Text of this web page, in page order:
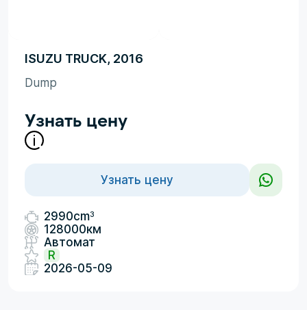
ISUZU TRUCK, 2016
Dump
Узнать цену
Узнать цену
2990cm3
128000км
Автомат
R
2026-05-09